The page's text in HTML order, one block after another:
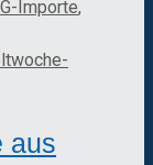
Importe,
aus